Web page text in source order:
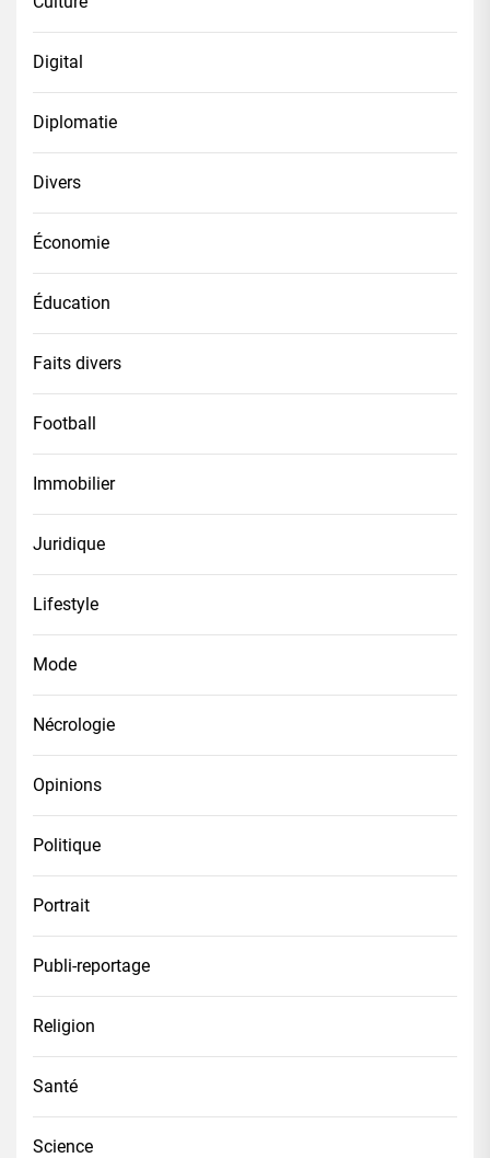
Digital
Diplomatie
Divers
Économie
Éducation
Faits divers
Football
Immobilier
Juridique
Lifestyle
Mode
Nécrologie
Opinions
Politique
Portrait
Publi-reportage
Religion
Santé
Science